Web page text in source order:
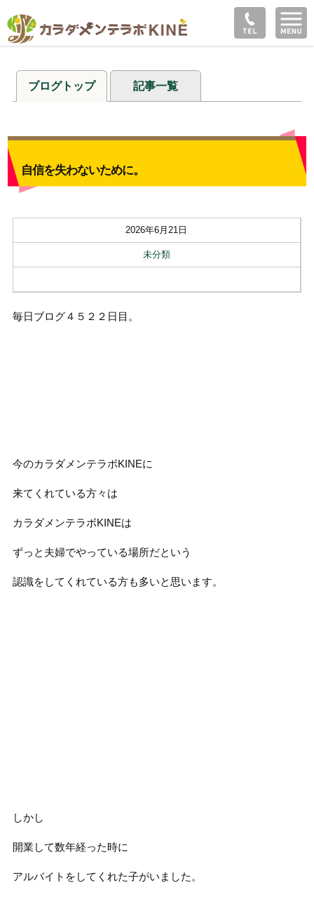
ブログトップ 記事一覧
自信を失わないために。
2026年6月21日
未分類
毎日ブログ４５２２日目。
今のカラダメンテラボKINEに
来てくれている方々は
カラダメンテラボKINEは
ずっと夫婦でやっている場所だという
認識をしてくれている方も多いと思います。
しかし
開業して数年経った時に
アルバイトをしてくれた子がいました。